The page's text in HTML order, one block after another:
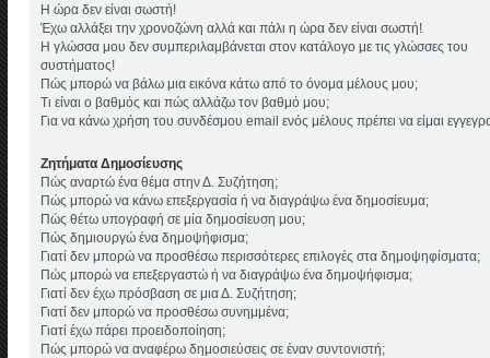
Η ώρα δεν είναι σωστή!
Έχω αλλάξει την χρονοζώνη αλλά και πάλι η ώρα δεν είναι σωστή!
Η γλώσσα μου δεν συμπεριλαμβάνεται στον κατάλογο με τις γλώσσες του
συστήματος!
Πώς μπορώ να βάλω μια εικόνα κάτω από το όνομα μέλους μου;
Τι είναι ο βαθμός και πώς αλλάζω τον βαθμό μου;
Για να κάνω χρήση του συνδέσμου email ενός μέλους πρέπει να είμαι
Ζητήματα Δημοσίευσης
Πώς αναρτώ ένα θέμα στην Δ. Συζήτηση;
Πώς μπορώ να κάνω επεξεργασία ή να διαγράψω ένα δημοσίευμα;
Πώς θέτω υπογραφή σε μία δημοσίευση μου;
Πώς δημιουργώ ένα δημοψήφισμα;
Γιατί δεν μπορώ να προσθέσω περισσότερες επιλογές στα δημοψηφίσματα;
Πώς μπορώ να επεξεργαστώ ή να διαγράψω ένα δημοψήφισμα;
Γιατί δεν έχω πρόσβαση σε μια Δ. Συζήτηση;
Γιατί δεν μπορώ να προσθέσω συνημμένα;
Γιατί έχω πάρει προειδοποίηση;
Πώς μπορώ να αναφέρω δημοσιεύσεις σε έναν συντονιστή;